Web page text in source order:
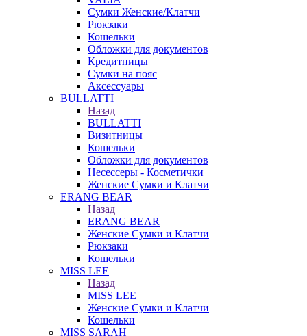
Сумки Женские/Клатчи
Рюкзаки
Кошельки
Обложки для документов
Кредитницы
Сумки на пояс
Аксессуары
BULLATTI
Назад
BULLATTI
Визитницы
Кошельки
Обложки для документов
Несессеры - Косметички
Женские Сумки и Клатчи
ERANG BEAR
Назад
ERANG BEAR
Женские Сумки и Клатчи
Рюкзаки
Кошельки
MISS LEE
Назад
MISS LEE
Женские Сумки и Клатчи
Кошельки
MISS SARAH